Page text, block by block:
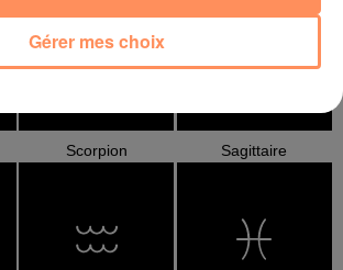
Scorpion Sagittaire
Gérer mes choix